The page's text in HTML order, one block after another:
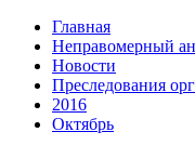
Главная
Неправомерный
Новости
Преследования
2016
Октябрь